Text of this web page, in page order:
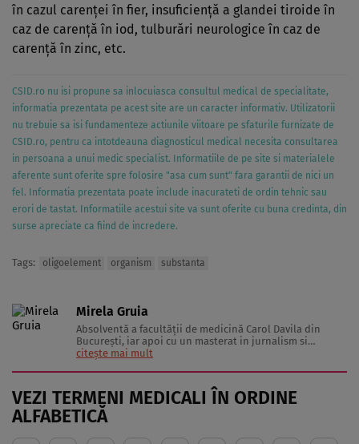
în cazul carenţei în fier, insuficienţă a glandei tiroide în
caz de carenţă în iod, tulburări neurologice în caz de
carenţă în zinc, etc.
CSID.ro nu isi propune sa inlocuiasca consultul medical de specialitate,
informatia prezentata pe acest site are un caracter informativ. Utilizatorii
nu trebuie sa isi fundamenteze actiunile viitoare pe sfaturile furnizate de
CSID.ro, pentru ca intotdeauna diagnosticul medical necesita consultarea
in persoana a unui medic specialist. Informatiile de pe site si materialele
aferente sunt oferite spre folosire "asa cum sunt" fara garantii de nici un
fel. Informatia prezentata poate include inacurateti de ordin tehnic sau
erori de tastat. Informatiile acestui site va sunt oferite cu buna credinta, din
surse apreciate ca fiind de incredere.
Tags: oligoelement organism substanta
Mirela Gruia
Absolventă a facultăţii de medicină Carol Davila din
Bucureşti, iar apoi cu un masterat in jurnalism si
comunicare a lucrat în marketing şi PR şi are peste 10 ani
citește mai mult
VEZI TERMENI MEDICALI ÎN ORDINE
ALFABETICĂ